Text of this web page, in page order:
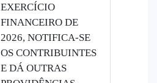
EXERCÍCIO
FINANCEIRO DE
2026, NOTIFICA-SE
OS CONTRIBUINTES
E DÁ OUTRAS